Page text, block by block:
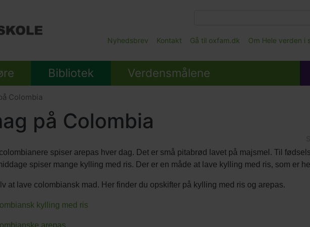
Main
Submenu
Nyhedsbrev Kontakt Gå til oxfam.dk Om Hele verden i
Bibliotek Verdensmålene
Colombia
på Colombia
spiser arepas hver dag. Det er små pitabrød lavet på majsmel. Til
spiser mange kylling med ris. Der er en måde at lave kylling med ris, som er
at lave colombiansk mad. Her finder du opskifter på kylling med ris og arepas.
kylling med ris
arepas